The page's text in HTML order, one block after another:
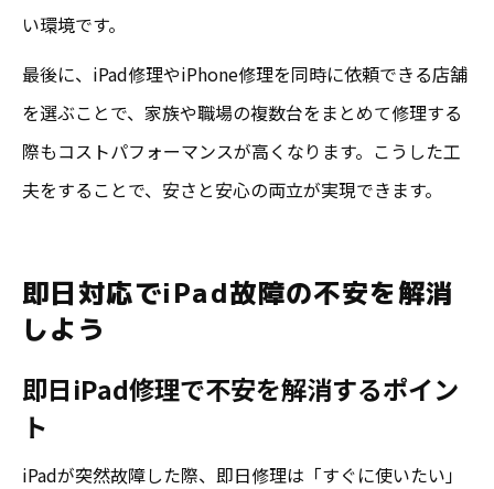
い環境です。
最後に、iPad修理やiPhone修理を同時に依頼できる店舗
を選ぶことで、家族や職場の複数台をまとめて修理する
際もコストパフォーマンスが高くなります。こうした工
夫をすることで、安さと安心の両立が実現できます。
即日対応でiPad故障の不安を解消
しよう
即日iPad修理で不安を解消するポイン
ト
iPadが突然故障した際、即日修理は「すぐに使いたい」